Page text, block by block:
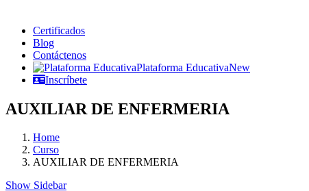
Certificados
Blog
Contáctenos
Plataforma EducativaNew
Inscríbete
AUXILIAR DE ENFERMERIA
Home
Curso
AUXILIAR DE ENFERMERIA
Show Sidebar